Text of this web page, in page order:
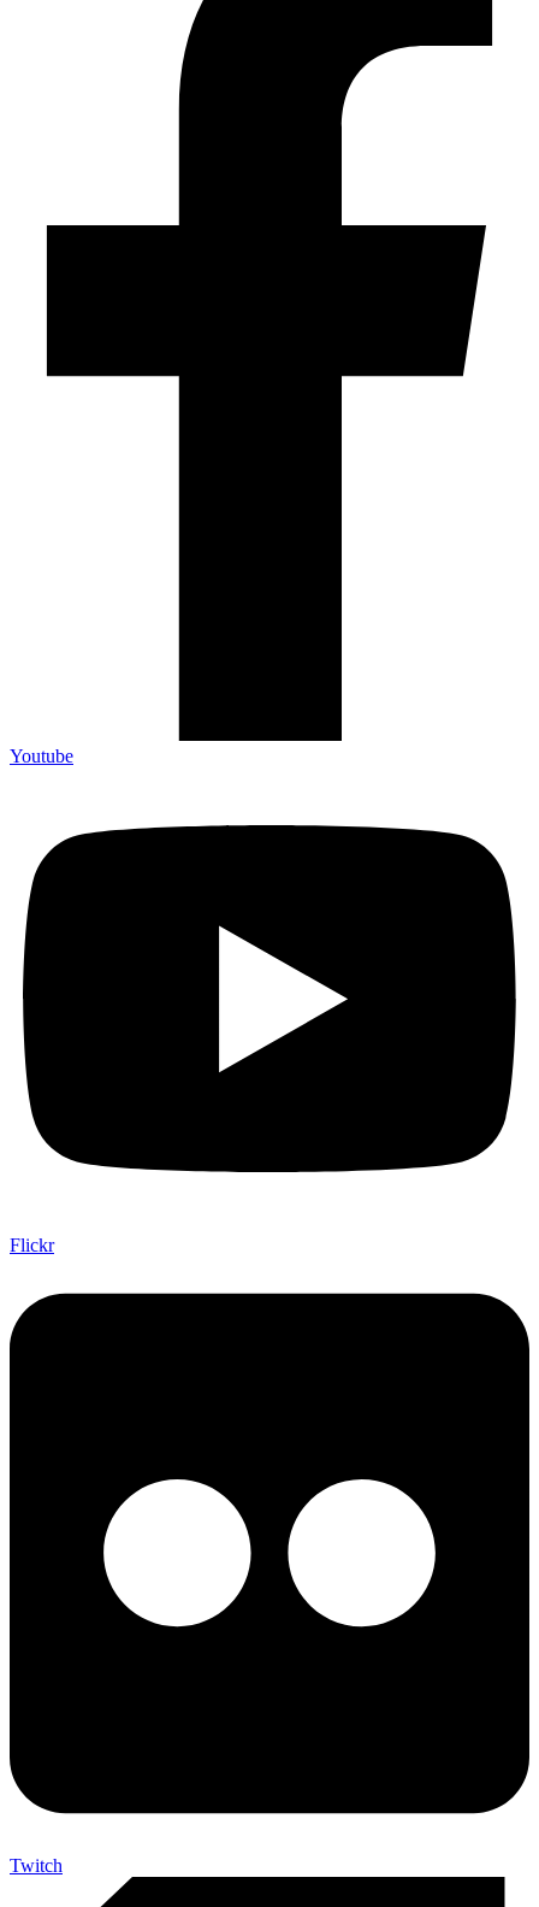
Youtube
Flickr
Twitch